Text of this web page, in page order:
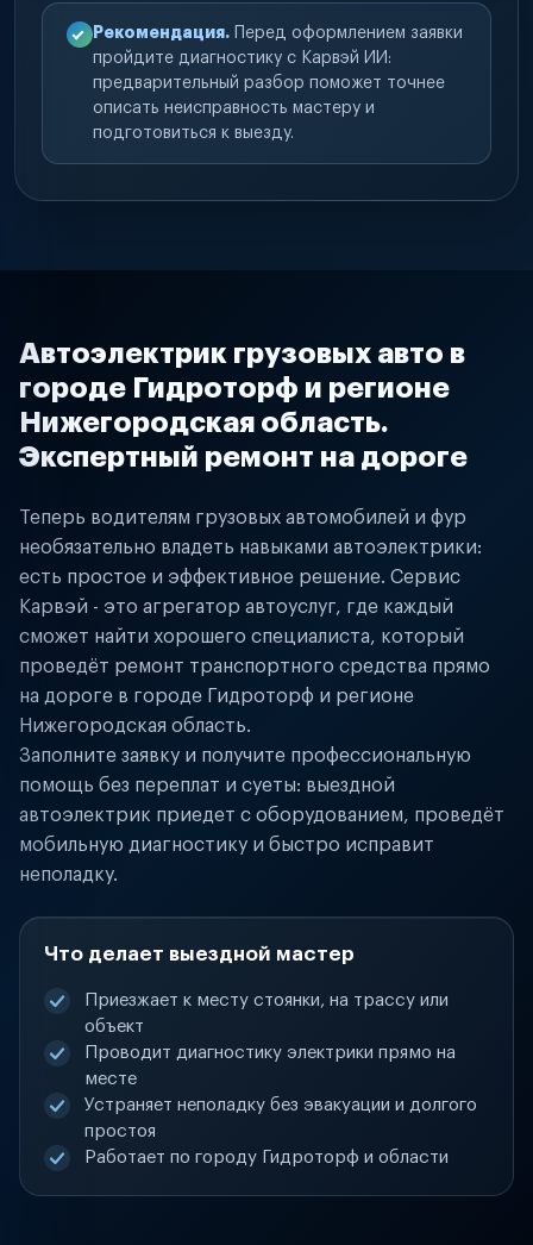
Рекомендация. Перед оформлением заявки
пройдите диагностику с Карвэй ИИ:
предварительный разбор поможет точнее
описать неисправность мастеру и
подготовиться к выезду.
Автоэлектрик грузовых авто в
городе Гидроторф и регионе
Нижегородская область.
Экспертный ремонт на дороге
Теперь водителям грузовых автомобилей и фур
необязательно владеть навыками автоэлектрики:
есть простое и эффективное решение. Сервис
Карвэй - это агрегатор автоуслуг, где каждый
сможет найти хорошего специалиста, который
проведёт ремонт транспортного средства прямо
на дороге в городе Гидроторф и регионе
Нижегородская область.
Заполните заявку и получите профессиональную
помощь без переплат и суеты: выездной
автоэлектрик приедет с оборудованием, проведёт
мобильную диагностику и быстро исправит
неполадку.
Что делает выездной мастер
Приезжает к месту стоянки, на трассу или
объект
Проводит диагностику электрики прямо на
месте
Устраняет неполадку без эвакуации и долгого
простоя
Работает по городу Гидроторф и области